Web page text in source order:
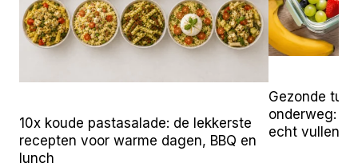
10x koude pastasalade: de lekkerste
recepten voor warme dagen, BBQ en
lunch
Gezonde
onderweg:
echt vullen